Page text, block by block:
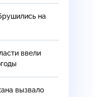
на
ввели
вызвало